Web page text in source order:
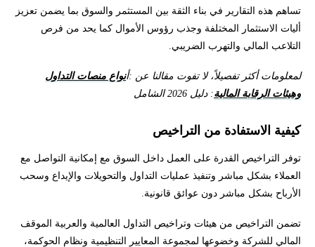
تساهم هذه التقارير في بناء الثقة بين المستثمر والسوق بما يضمن تعزيز
أليات الاستثمار المختلفة وجذب رؤوس الأموال كما يحد من فرص
التلاعب المالي والتهرب الضريبي.
لمعلومات أكثر تفصيلاً، لا تفوت مقالنا عن :أنواع منصات التداول
وهيئات الرقابة المالية: دليل 2026 الشامل
كيفية الاستفادة من التراخيص
توفر التراخيص القدرة على العمل داخل السوق مع إمكانية التواصل مع
العملاء بشكل مباشر وتنفيذ عمليات التداول والتحويلات والإيداع وسحب
الأرباح بشكل مباشر دون عوائق قانونية.
تضمن التراخيص من هيئات وتراخيص التداول العالمية والعربية الموقف
المالي للشركة وخضوعها لمجموعة المعايير التنظيمية ونظام الحوكمة،